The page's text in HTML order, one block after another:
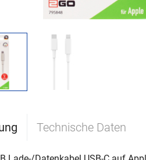
Technische Daten